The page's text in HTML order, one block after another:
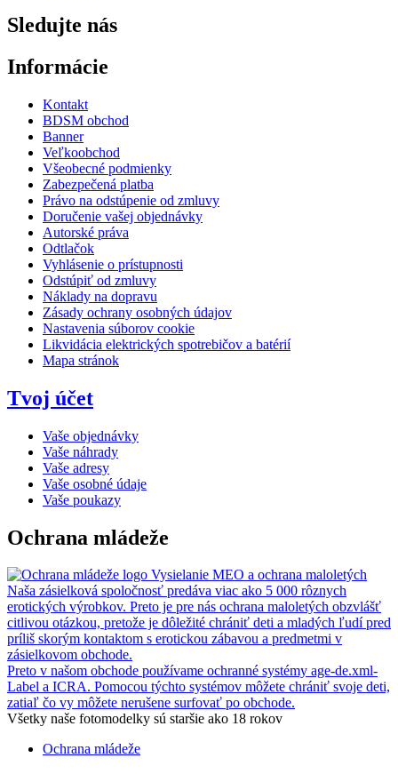
Sledujte nás
Informácie
Kontakt
BDSM obchod
Banner
Veľkoobchod
Všeobecné podmienky
Zabezpečená platba
Právo na odstúpenie od zmluvy
Doručenie vašej objednávky
Autorské práva
Odtlačok
Vyhlásenie o prístupnosti
Odstúpiť od zmluvy
Náklady na dopravu
Zásady ochrany osobných údajov
Nastavenia súborov cookie
Likvidácia elektrických spotrebičov a batérií
Mapa stránok
Tvoj účet
Vaše objednávky
Vaše náhrady
Vaše adresy
Vaše osobné údaje
Vaše poukazy
Ochrana mládeže
Vysielanie MEO a ochrana maloletých
Naša zásielková spoločnosť predáva viac ako 5 000 rôznych
erotických výrobkov. Preto je pre nás ochrana maloletých obzvlášť
citlivou otázkou, pretože je dôležité chrániť deti a mladých ľudí pred
príliš skorým kontaktom s erotickou zábavou a predmetmi v
zásielkovom obchode.
Preto v našom obchode používame ochranné systémy age-de.xml-
Label a ICRA. Pomocou týchto systémov môžete chrániť svoje deti,
zatiaľ čo vy môžete nerušene surfovať po obchode.
Všetky naše fotomodelky sú staršie ako 18 rokov
Ochrana mládeže